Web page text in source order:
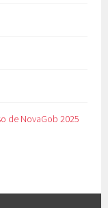
de NovaGob 2025